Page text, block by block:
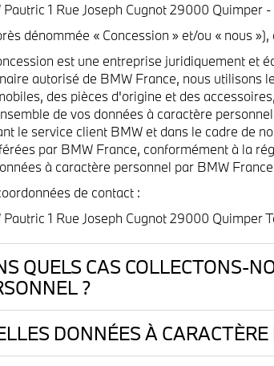
Pautric 1 Rue Joseph Cugnot 29000
dénommée « Concession » et/ou « nous
est une entreprise juridiquement et
autorisé de BMW France, nous utilisons
des pièces d'origine et des
de vos données à caractère
le service client BMW et dans le cadre de
par BMW France, conformément à la
à caractère personnel par BMW
de contact :
Pautric 1 Rue Joseph Cugnot 29000
QUELS CAS COLLECTONS-
?
DONNÉES À